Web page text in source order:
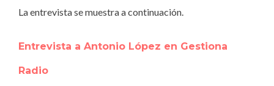
La entrevista se muestra a continuación.
Entrevista a Antonio López en Gestiona
Radio